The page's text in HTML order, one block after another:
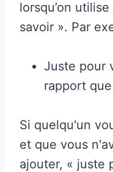
lorsqu’on
savoir ». Par
Juste pour
rapport
Si quelqu'un
et que vous
ajouter, « juste